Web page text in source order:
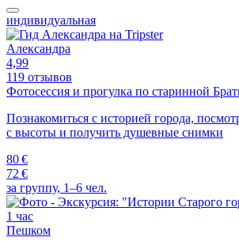
индивидуальная
Александра
4,99
119 отзывов
Фотосессия и прогулка по старинной
Познакомиться с историей города,
с высоты и получить душевные снимки
80 €
72 €
за группу, 1–6 чел.
1 час
Пешком